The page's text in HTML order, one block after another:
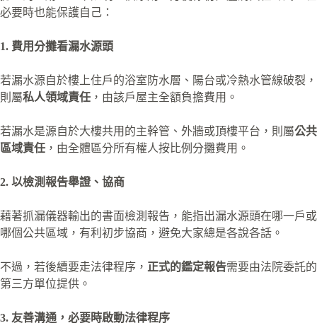
必要時也能保護自己：
1. 費用分攤看漏水源頭
若漏水源自於樓上住戶的浴室防水層、陽台或冷熱水管線破裂，
則屬私人領域責任 ，由該戶屋主全額負擔費用。
若漏水是源自於大樓共用的主幹管、外牆或頂樓平台，則屬公共
區域責任 ，由全體區分所有權人按比例分攤費用。
2. 以檢測報告舉證、協商
藉著抓漏儀器輸出的書面檢測報告，能指出漏水源頭在哪一戶或
哪個公共區域，有利初步協商，避免大家總是各說各話。
不過，若後續要走法律程序， 正式的鑑定報告需要由法院委託的
第三方單位提供。
3. 友善溝通，必要時啟動法律程序